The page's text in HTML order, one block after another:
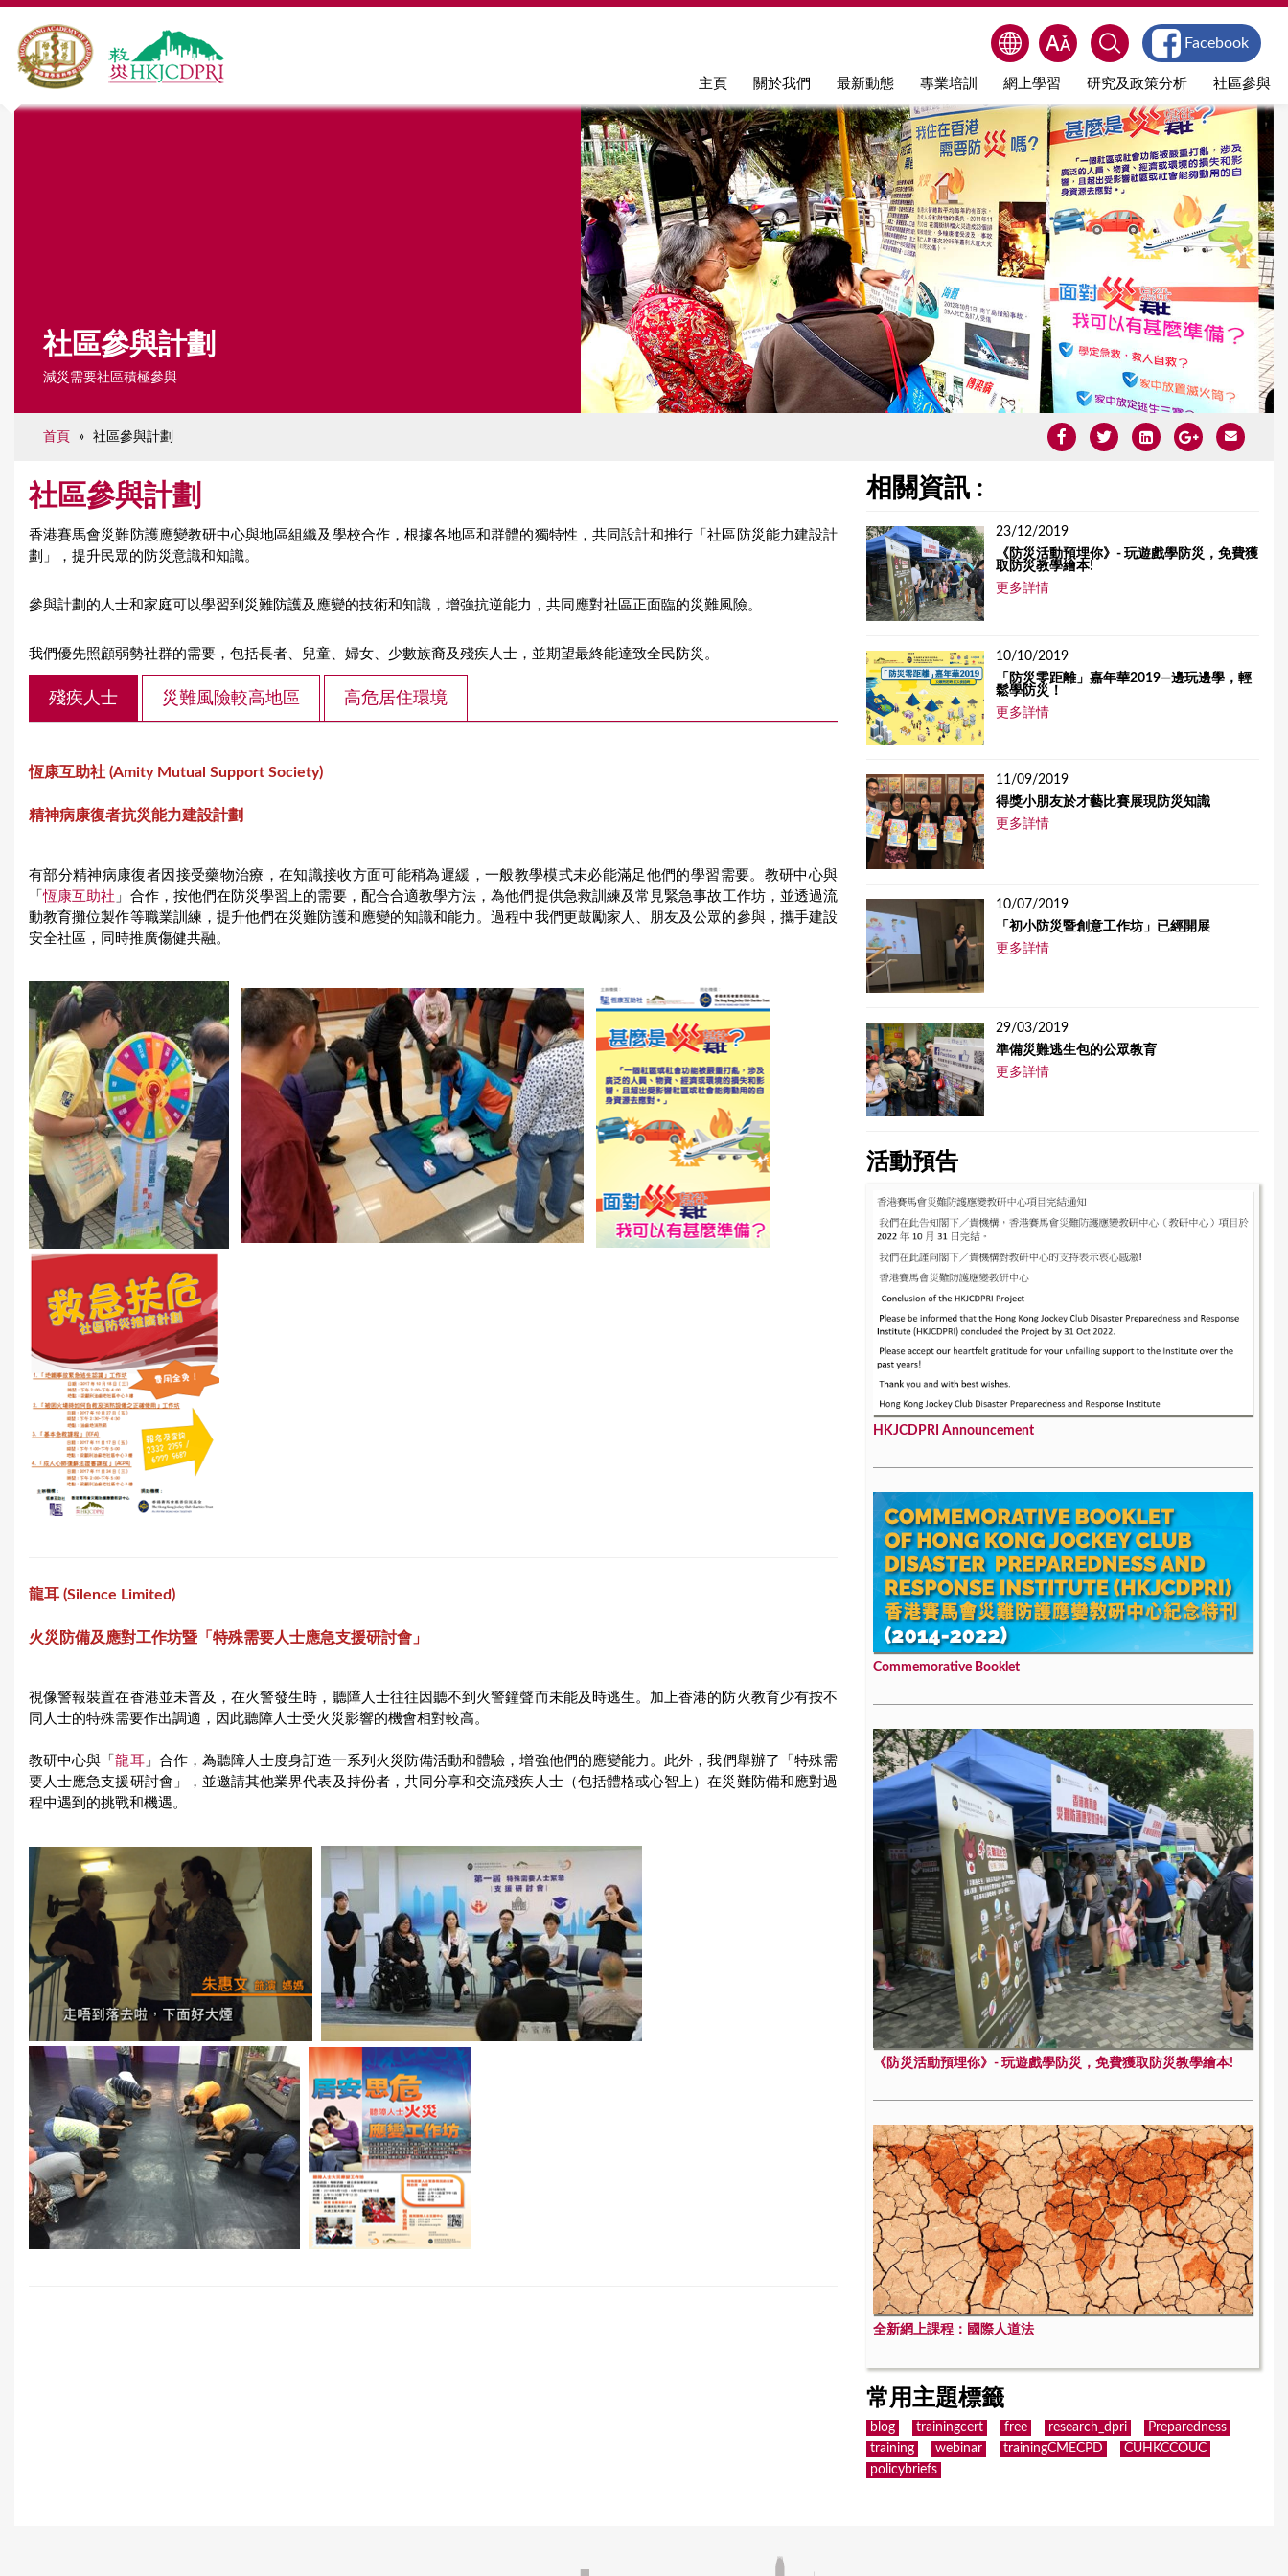
Jump to navigation
主頁 關於我們 最新動態 專業培訓 網上學習 研究及政策分析 社區參與
Facebook
r
社區參與計劃
減災需要社區積極參與
首頁 » 社區參與計劃
社區參與計劃
香港賽馬會災難防護應變教研中心與地區組織及學校合作，根據各地區和群體的獨特性，共同設計和推行「社區防災能力建設計
劃」，提升民眾的防災意識和知識。
參與計劃的人士和家庭可以學習到災難防護及應變的技術和知識，增強抗逆能力，共同應對社區正面臨的災難風險。
我們優先照顧弱勢社群的需要，包括長者、兒童、婦女、少數族裔及殘疾人士，並期望最終能達致全民防災。
殘疾人士 災難風險較高地區 高危居住環境
恆康互助社 (Amity Mutual Support Society)
精神病康復者抗災能力建設計劃
有部分精神病康復者因接受藥物治療，在知識接收方面可能稍為遲緩，一般教學模式未必能滿足他們的學習需要。教研中心與
「恆康互助社 」合作，按他們在防災學習上的需要，配合合適教學方法，為他們提供急救訓練及常見緊急事故工作坊，並透過流
動教育攤位製作等職業訓練，提升他們在災難防護和應變的知識和能力。過程中我們更鼓勵家人、朋友及公眾的參與，攜手建設
安全社區，同時推廣傷健共融。
龍耳 (Silence Limited)
火災防備及應對工作坊暨「特殊需要人士應急支援研討會」
視像警報裝置在香港並未普及，在火警發生時，聽障人士往往因聽不到火警鐘聲而未能及時逃生。加上香港的防火教育少有按不
同人士的特殊需要作出調適，因此聽障人士受火災影響的機會相對較高。
教研中心與「龍耳」合作，為聽障人士度身訂造一系列火災防備活動和體驗，增強他們的應變能力。此外，我們舉辦了「特殊需
要人士應急支援研討會」，並邀請其他業界代表及持份者，共同分享和交流殘疾人士（包括體格或心智上）在災難防備和應對過
程中遇到的挑戰和機遇。
相關資訊 :
23/12/2019
《防災活動預埋你》- 玩遊戲學防災，免費獲
取防災教學繪本!
更多詳情
10/10/2019
「防災零距離」嘉年華2019—邊玩邊學，輕
鬆學防災！
更多詳情
11/09/2019
得獎小朋友於才藝比賽展現防災知識
更多詳情
10/07/2019
「初小防災暨創意工作坊」已經開展
更多詳情
29/03/2019
準備災難逃生包的公眾教育
更多詳情
活動預告
HKJCDPRI Announcement
Commemorative Booklet
《防災活動預埋你》- 玩遊戲學防災，免費獲取防災教學繪本!
全新網上課程：國際人道法
常用主題標籤
blog trainingcert free research_dpri
Preparedness
training
webinar trainingCMECPD
CUHKCCOUC
policybriefs